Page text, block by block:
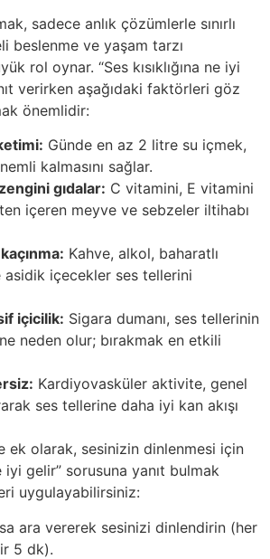
sadece anlık çözümlerle sınırlı
beslenme ve yaşam tarzı
rol oynar. “Ses kısıklığına ne iyi
verirken aşağıdaki faktörleri göz
önemlidir:
Günde en az 2 litre su içmek,
kalmasını sağlar.
gıdalar: C vitamini, E vitamini
içeren meyve ve sebzeler iltihabı
Kahve, alkol, baharatlı
içecekler ses tellerini
içicilik: Sigara dumanı, ses tellerinin
neden olur; bırakmak en etkili
Kardiyovasküler aktivite, genel
ses tellerine daha iyi kan akışı
ek olarak, sesinizin dinlenmesi için
iyi gelir” sorusuna yanıt bulmak
uygulayabilirsiniz:
ara vererek sesinizi dinlendirin (her
5 dk).